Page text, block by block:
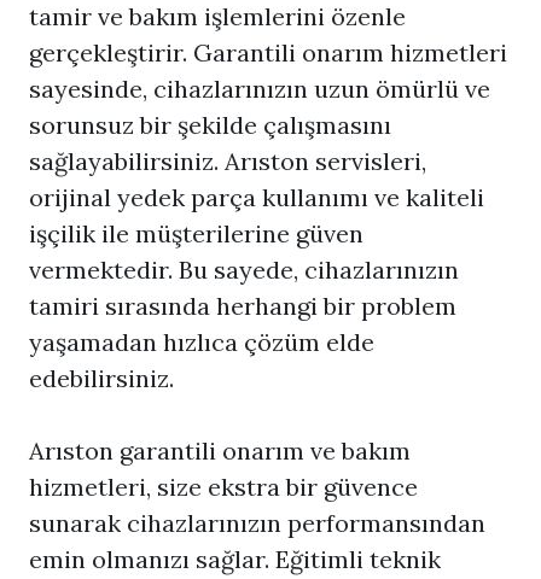
tamir ve bakım işlemlerini özenle
gerçekleştirir. Garantili onarım hizmetleri
sayesinde, cihazlarınızın uzun ömürlü ve
sorunsuz bir şekilde çalışmasını
sağlayabilirsiniz. Arıston servisleri,
orijinal yedek parça kullanımı ve kaliteli
işçilik ile müşterilerine güven
vermektedir. Bu sayede, cihazlarınızın
tamiri sırasında herhangi bir problem
yaşamadan hızlıca çözüm elde
edebilirsiniz.
Arıston garantili onarım ve bakım
hizmetleri, size ekstra bir güvence
sunarak cihazlarınızın performansından
emin olmanızı sağlar. Eğitimli teknik